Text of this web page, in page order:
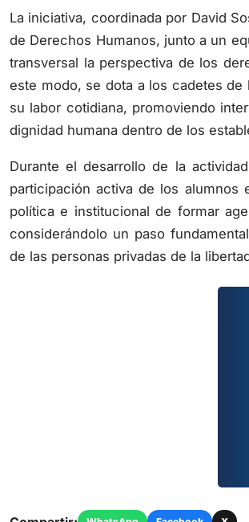
de Derechos Humanos, junto a un
transversal la perspectiva de los
este modo, se dota a los cadetes
su labor cotidiana, promoviendo
dignidad humana dentro de los
participación activa de los alumnos
política e institucional de formar
considerándolo un paso
de las personas privadas de la